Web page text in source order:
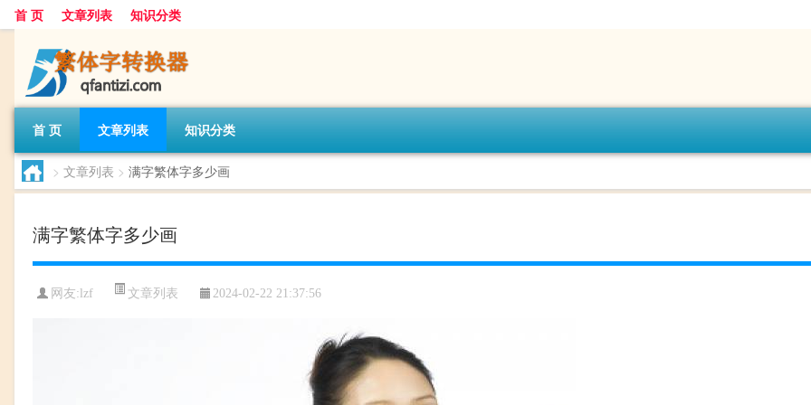
首 页 文章列表 知识分类
首 页 文章列表 知识分类
> 文章列表 > 满字繁体字多少画
满字繁体字多少画
网友: lzf 文章列表 2024-02-22 21:37:56